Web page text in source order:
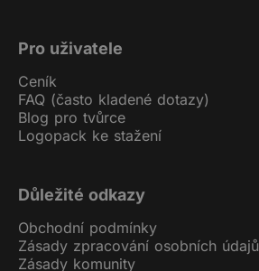
Pro uživatele
Ceník
FAQ (často kladené dotazy)
Blog pro tvůrce
Logopack ke stažení
Důležité odkazy
Obchodní podmínky
Zásady zpracování osobních údajů
Zásady komunity